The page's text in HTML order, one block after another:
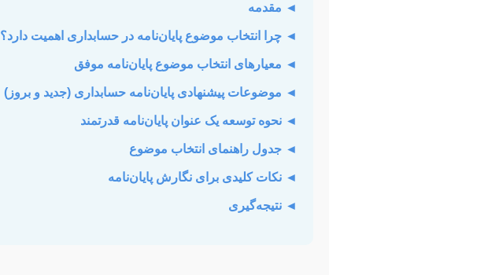
◄ مقدمه
◄ چرا انتخاب موضوع پایان‌نامه در حسابداری اهمیت دارد؟
◄ معیارهای انتخاب موضوع پایان‌نامه موفق
◄ موضوعات پیشنهادی پایان‌نامه حسابداری (جدید و بروز)
◄ نحوه توسعه یک عنوان پایان‌نامه قدرتمند
◄ جدول راهنمای انتخاب موضوع
◄ نکات کلیدی برای نگارش پایان‌نامه
◄ نتیجه‌گیری